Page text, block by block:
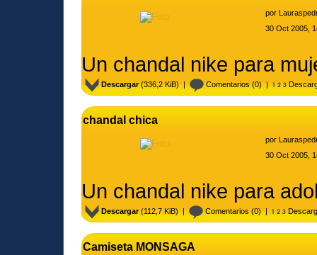
por
30 Oct 2005,
Un chandal nike para
Descargar(336,2 KiB) | Comentarios (0) |
chandal chica
por
30 Oct 2005,
Un chandal nike para
Descargar(112,7 KiB) | Comentarios (0) |
Camiseta MONSAGA